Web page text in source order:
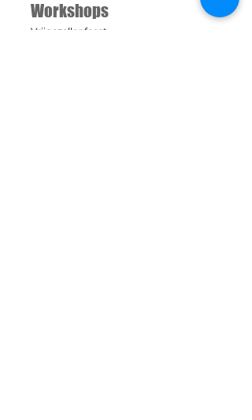
Workshops
Vrijgezellenfeest